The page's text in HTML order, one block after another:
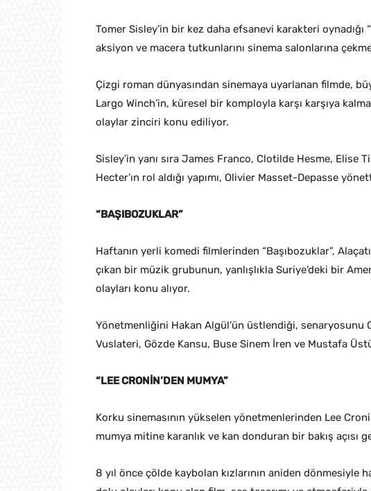
Tomer Sisley’in bir kez daha efsanevi karakteri oynadığı
aksiyon ve macera tutkunlarını sinema salonlarına
Çizgi roman dünyasından sinemaya uyarlanan filmde,
Largo Winch’in, küresel bir komployla karşı karşıya
olaylar zinciri konu ediliyor.
Sisley’in yanı sıra James Franco, Clotilde Hesme, Elise
Hecter’ın rol aldığı yapımı, Olivier Masset-Depasse
“BAŞIBOZUKLAR”
Haftanın yerli komedi filmlerinden “Başıbozuklar”,
çıkan bir müzik grubunun, yanlışlıkla Suriye’deki bir
olayları konu alıyor.
Yönetmenliğini Hakan Algül’ün üstlendiği, senaryosunu
Vuslateri, Gözde Kansu, Buse Sinem İren ve Mustafa
“LEE CRONİN’DEN MUMYA”
Korku sinemasının yükselen yönetmenlerinden Lee
mumya mitine karanlık ve kan donduran bir bakış açısı
8 yıl önce çölde kaybolan kızlarının aniden dönmesiyle